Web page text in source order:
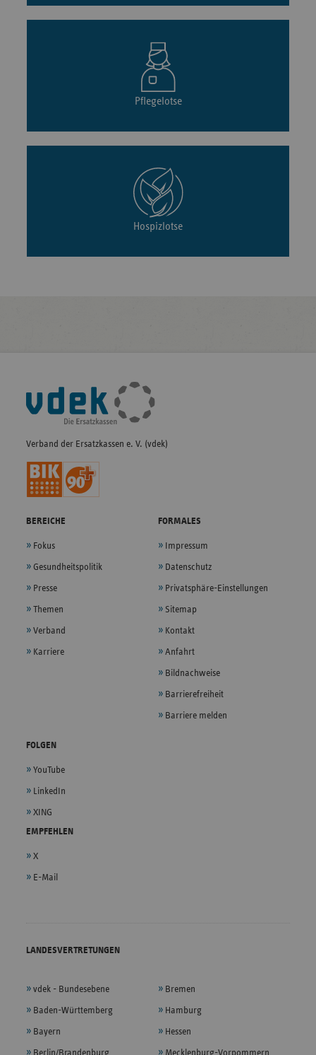
Pflegelotse
Hospizlotse
Fußleisten-
Navigation
Verband der Ersatzkassen e. V. (vdek)
BEREICHE
Fokus
Gesundheitspolitik
Presse
Themen
Verband
Karriere
FORMALES
Impressum
Datenschutz
Privatsphäre-Einstellungen
Sitemap
Kontakt
Anfahrt
Bildnachweise
Barrierefreiheit
Barriere melden
FOLGEN
YouTube
LinkedIn
XING
EMPFEHLEN
X
E-Mail
LANDESVERTRETUNGEN
vdek - Bundesebene
Baden-Württemberg
Bayern
Berlin/Brandenburg
Bremen
Hamburg
Hessen
Mecklenburg-Vorpommern